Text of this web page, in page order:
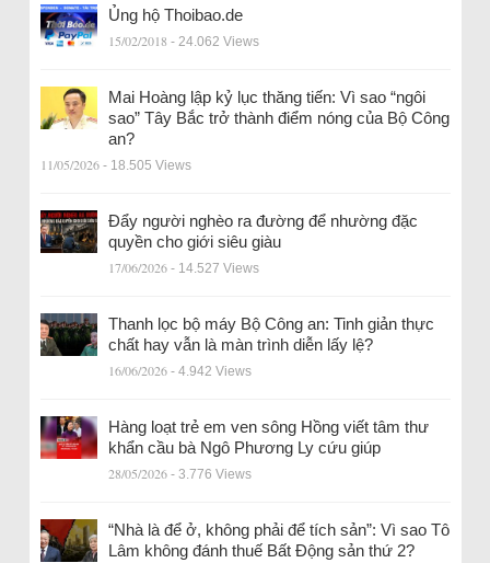
Ủng hộ Thoibao.de
15/02/2018 - 24.062 Views
Mai Hoàng lập kỷ lục thăng tiến: Vì sao “ngôi
sao” Tây Bắc trở thành điểm nóng của Bộ Công
an?
11/05/2026 - 18.505 Views
Đẩy người nghèo ra đường để nhường đặc
quyền cho giới siêu giàu
17/06/2026 - 14.527 Views
Thanh lọc bộ máy Bộ Công an: Tinh giản thực
chất hay vẫn là màn trình diễn lấy lệ?
16/06/2026 - 4.942 Views
Hàng loạt trẻ em ven sông Hồng viết tâm thư
khẩn cầu bà Ngô Phương Ly cứu giúp
28/05/2026 - 3.776 Views
“Nhà là để ở, không phải để tích sản”: Vì sao Tô
Lâm không đánh thuế Bất Động sản thứ 2?